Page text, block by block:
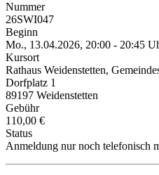
Nummer
26SWI047
Beginn
Mo., 13.04.2026, 20:00 - 20:45
Kursort
Rathaus Weidenstetten,
Dorfplatz 1
89197 Weidenstetten
Gebühr
110,00 €
Status
Anmeldung nur noch telefonisch